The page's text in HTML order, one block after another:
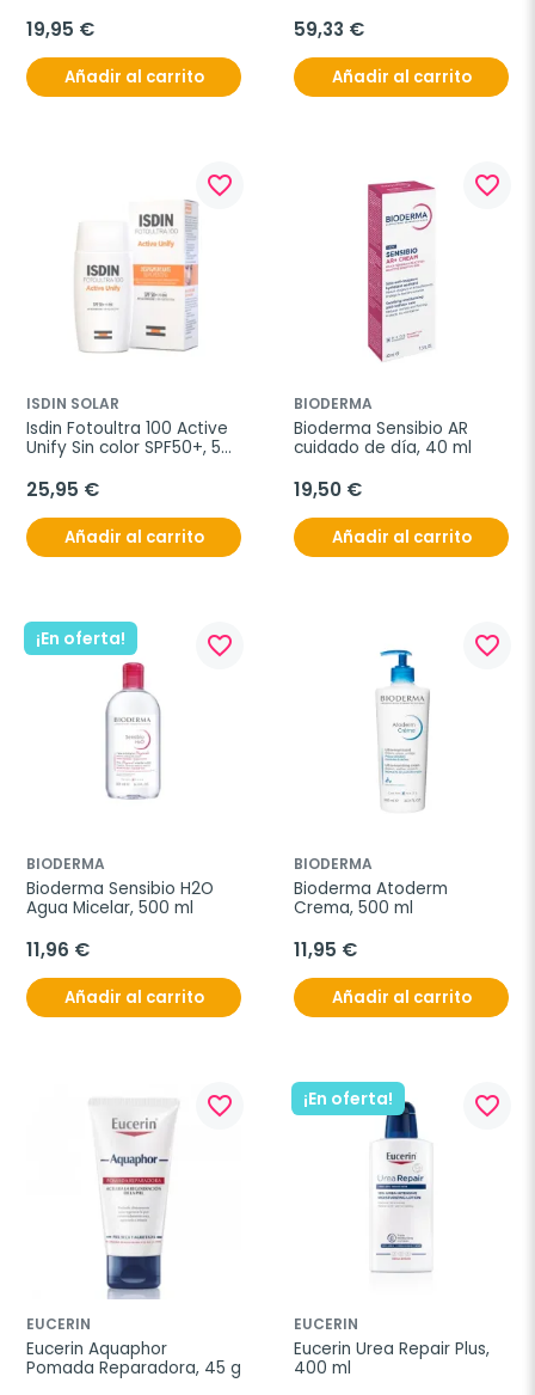
19,95 €
Añadir al carrito
59,33 €
Añadir al carrito
favorite_border
ISDIN SOLAR
Isdin Fotoultra 100 Active
Unify Sin color SPF50+, 50
25,95 €
Añadir al carrito
favorite_border
BIODERMA
Bioderma Sensibio AR
cuidado de día, 40 ml
19,50 €
Añadir al carrito
¡En oferta! favorite_border
BIODERMA
Bioderma Sensibio H2O
Agua Micelar, 500 ml
11,96 €
Añadir al carrito
favorite_border
BIODERMA
Bioderma Atoderm
Crema, 500 ml
11,95 €
Añadir al carrito
favorite_border
EUCERIN
Eucerin Aquaphor
Pomada Reparadora, 45 g
¡En oferta! favorite_border
EUCERIN
Eucerin Urea Repair Plus,
400 ml